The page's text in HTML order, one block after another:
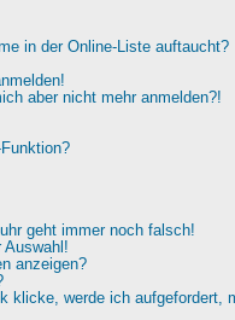
in der Online-Liste auftaucht?
aber nicht mehr anmelden?!
geht immer noch falsch!
Auswahl!
anzeigen?
klicke, werde ich aufgefordert,